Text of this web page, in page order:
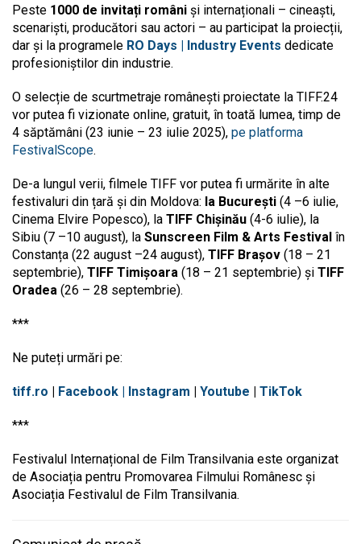
Peste 1000 de invitați români și internaționali – cineaști,
scenariști, producători sau actori – au participat la proiecții,
dar și la programele RO Days | Industry Events dedicate
profesioniștilor din industrie.
O selecție de scurtmetraje românești proiectate la TIFF.24
vor putea fi vizionate online, gratuit, în toată lumea, timp de
4 săptămâni (23 iunie – 23 iulie 2025), pe platforma
FestivalScope.
De-a lungul verii, filmele TIFF vor putea fi urmărite în alte
festivaluri din țară și din Moldova: la București (4 –6 iulie,
Cinema Elvire Popesco), la TIFF Chișinău (4-6 iulie), la
Sibiu (7 –10 august), la Sunscreen Film & Arts Festival în
Constanța (22 august –24 august), TIFF Brașov (18 – 21
septembrie), TIFF Timișoara (18 – 21 septembrie) și TIFF
Oradea (26 – 28 septembrie).
***
Ne puteți urmări pe:
tiff.ro Facebook | Instagram Youtube TikTok
***
Festivalul Internațional de Film Transilvania este organizat
de Asociația pentru Promovarea Filmului Românesc și
Asociația Festivalul de Film Transilvania.